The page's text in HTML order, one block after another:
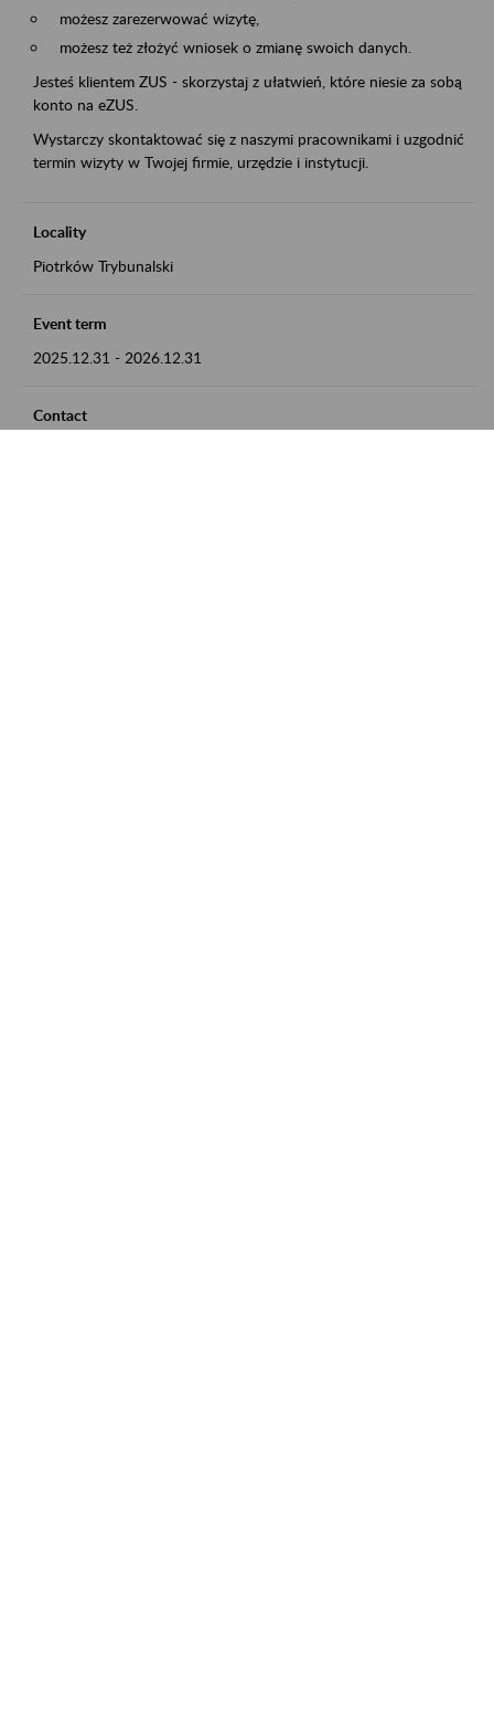
możesz zarezerwować wizytę,
możesz też złożyć wniosek o zmianę swoich danych.
Jesteś klientem ZUS - skorzystaj z ułatwień, które niesie za sobą
konto na eZUS.
Wystarczy skontaktować się z naszymi pracownikami i uzgodnić
termin wizyty w Twojej firmie, urzędzie i instytucji.
Locality
Piotrków Trybunalski
Event term
2025.12.31 - 2026.12.31
Contact